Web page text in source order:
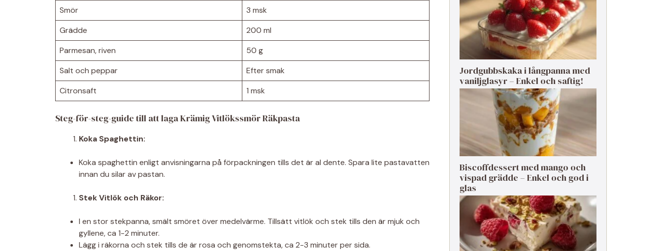
Smör
3 msk
Grädde
200 ml
Parmesan, riven
50 g
Salt och peppar
Efter smak
Citronsaft
1 msk
Steg-för-steg-guide till att laga Krämig Vitlökssmör Räkpasta
Koka Spaghettin:
Koka spaghettin enligt anvisningarna på förpackningen tills det är al dente. Spara lite pastavatten
innan du silar av pastan.
Stek Vitlök och Räkor:
I en stor stekpanna, smält smöret över medelvärme. Tillsätt vitlök och stek tills den är mjuk och
gyllene, ca 1-2 minuter.
Lägg i räkorna och stek tills de är rosa och genomstekta, ca 2-3 minuter per sida.
Jordgubbskaka i långpanna med
vaniljglasyr – Enkel och saftig!
Biscoffdessert med mango och
vispad grädde – Enkel och god i
glas